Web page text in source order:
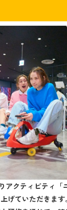
クティビティ
げていただきま